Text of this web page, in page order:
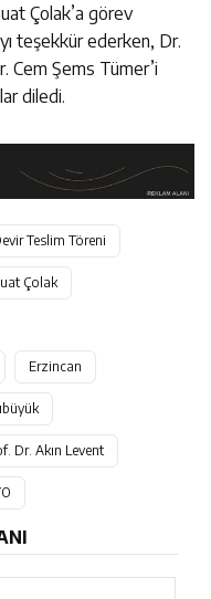
Çolak’a görev
teşekkür ederken, Dr.
Cem Şems Tümer’i
diledi.
Teslim Töreni
Çolak
Erzincan
Dr. Akın Levent